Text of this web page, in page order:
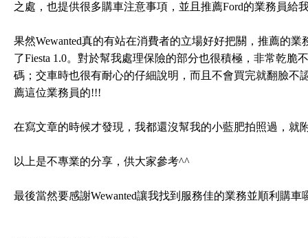
之處，也提供很多購車注意事項，並且推薦Ford的業務員給
果然Wewanted真的有站在消費者的立場好好把關，推薦的
了Fiesta 1.0。對於幫我處理保險的部分也很積極，非常乾脆
碼；交車時也很有耐心的仔細說明，而且不會買完就翻臉不
薦這位業務員的!!!
在寫文章的時候才發現，我都還沒幫我的小藍肥拍照過，就
以上是不專業的分享，供大家參考^^
最後當然要感謝Wewanted讓我找到服務佳的業務並順利購車